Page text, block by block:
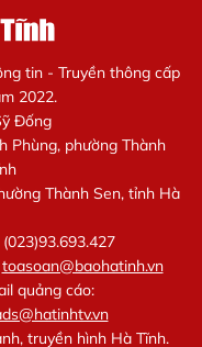
tin - Truyền thông cấp
2022.
Đống
Phùng, phường Thành
Thành Sen, tỉnh Hà
toasoan@baohatinh.vn
quảng cáo:
truyền hình Hà Tĩnh.